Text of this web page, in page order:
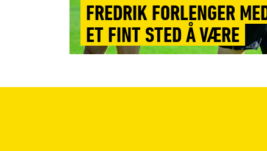
FREDRIK FORLENGER
ET FINT STED Å VÆRE